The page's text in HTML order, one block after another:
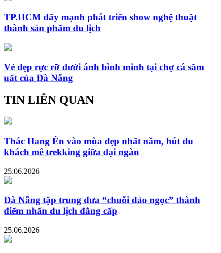
TP.HCM đẩy mạnh phát triển show nghệ thuật
thành sản phẩm du lịch
Vẻ đẹp rực rỡ dưới ánh bình minh tại chợ cá sầm
uất của Đà Nẵng
TIN LIÊN QUAN
Thác Hang Én vào mùa đẹp nhất năm, hút du
khách mê trekking giữa đại ngàn
25.06.2026
Đà Nẵng tập trung đưa “chuỗi đảo ngọc” thành
điểm nhấn du lịch đẳng cấp
25.06.2026